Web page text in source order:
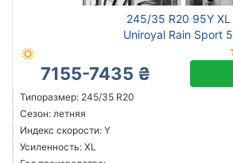
245/35 R20 95Y XL
Uniroyal Rain Sport 5
7155-7435 ₴
Типоразмер: 245/35 R20
Сезон: летняя
Индекс скорости: Y
Усиленность: XL